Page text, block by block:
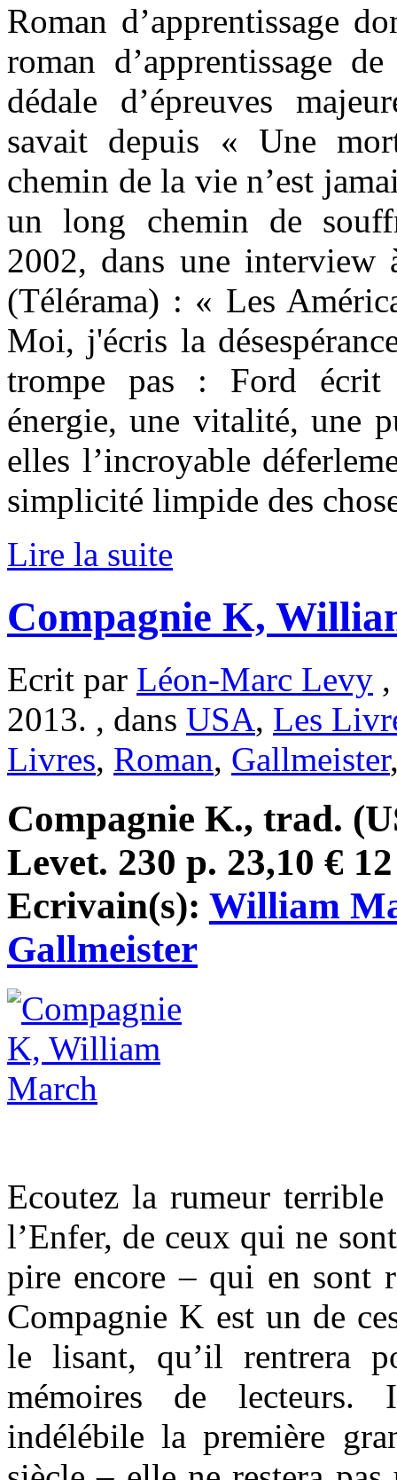
Roman d’apprentissage
roman d’apprentissage
dédale d’épreuves
savait depuis « Une
chemin de la vie n’est
un long chemin de
2002, dans une interview
(Télérama) : « Les
Moi, j'écris la
trompe pas : Ford écrit
énergie, une vitalité, une
elles l’incroyable
simplicité limpide des
Lire la suite
Compagnie K,
Ecrit par Léon-Marc Levy
2013. , dans USA, Les
Livres, Roman, Gallmeister
Compagnie K., trad.
Levet. 230 p. 23,10 €
Ecrivain(s): William
Gallmeister
Ecoutez la rumeur
l’Enfer, de ceux qui ne
pire encore – qui en sont
Compagnie K est un de
le lisant, qu’il rentrera
mémoires de
indélébile la première